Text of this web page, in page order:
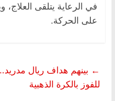
في الرعاية يتلقى
على الحركة.
←
للفوز بالكرة الذهبية